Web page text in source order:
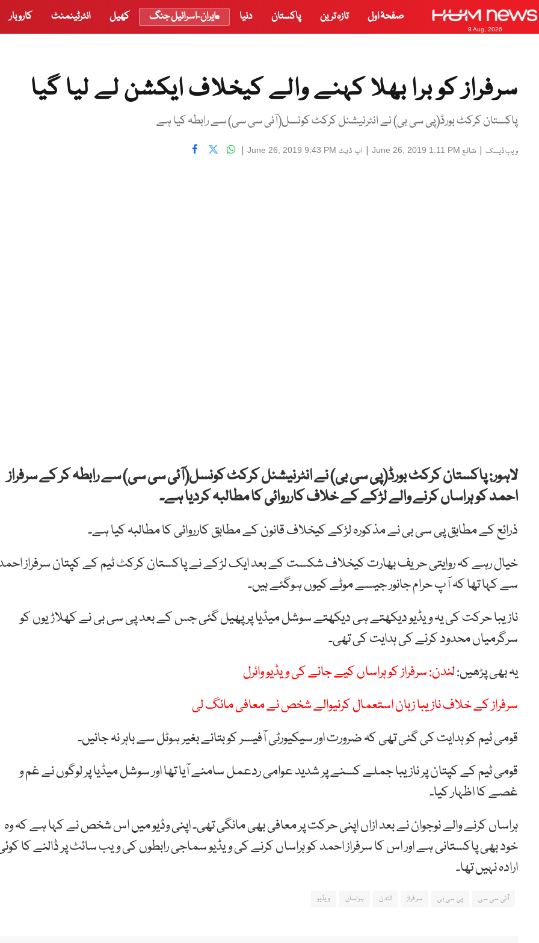
8 Aug, 2026
صفحۂ اول تازہ ترین پاکستان دنیا ایران-اسرائیل جنگ کھیل انٹرٹینمنٹ کاروبار
سرفراز کو برا بھلا کہنے والے کیخلاف ایکشن لے لیا گیا
پاکستان کرکٹ بورڈ(پی سی بی) نے انٹرنیشنل کرکٹ کونسل(آئی سی سی) سے رابطہ کیا ہے
ویب ڈیسک | شائع June 26, 2019 1:11 PM
| اپ ڈیٹ June 26, 2019 9:43 PM
|
لاہور: پاکستان کرکٹ بورڈ(پی سی بی) نے انٹرنیشنل کرکٹ کونسل(آئی سی سی) سے رابطہ کر کے سرفراز
احمد کو ہراساں کرنے والے لڑکے کے خلاف کارروائی کا مطالبہ کردیا ہے۔
ذرائع کے مطابق پی سی بی نے مذکورہ لڑکے کیخلاف قانون کے مطابق کارروائی کا مطالبہ کیا ہے۔
خیال رہے کہ روایتی حریف بھارت کیخلاف شکست کے بعد ایک لڑکے نے پاکستان کرکٹ ٹیم کے کپتان سرفراز
سے کہا تھا کہ آپ حرام جانور جیسے موٹے کیوں ہوگئے ہیں۔
نازیبا حرکت کی یہ ویڈیو دیکھتے ہی دیکھتے سوشل میڈیا پر پھیل گئی جس کے بعد پی سی بی نے کھلاڑیوں کو
سرگرمیاں محدود کرنے کی ہدایت کی تھی۔
یہ بھی پڑھیں:لندن: سرفراز کو ہراساں کیے جانے کی ویڈیو وائرل
سرفراز کے خلاف نازیبا زبان استعمال کرنیوالے شخص نے معافی مانگ لی
قومی ٹیم کو ہدایت کی گئی تھی کہ ضرورت اور سیکیورٹی آفیسر کو بتائے بغیر ہوٹل سے باہر نہ جائیں۔
قومی ٹیم کے کپتان پر نازیبا جملے کسنے پر شدید عوامی ردعمل سامنے آیا تھا اور سوشل میڈیا پر لوگوں نے غم و
غصے کا اظہار کیا۔
ہراساں کرنے والے نوجوان نے بعد ازاں اپنی حرکت پر معافی بھی مانگی تھی۔ اپنی وڈیو میں اس شخص نے کہا ہے کہ وہ
خود بھی پاکستانی ہے اور اس کا سرفراز احمد کو ہراساں کرنے کی ویڈیو سماجی رابطوں کی ویب سائٹ پر ڈالنے کا
ارادہ نہیں تھا۔
آئی سی سی پی سی بی سرفراز لندن ہراساں ویڈیو